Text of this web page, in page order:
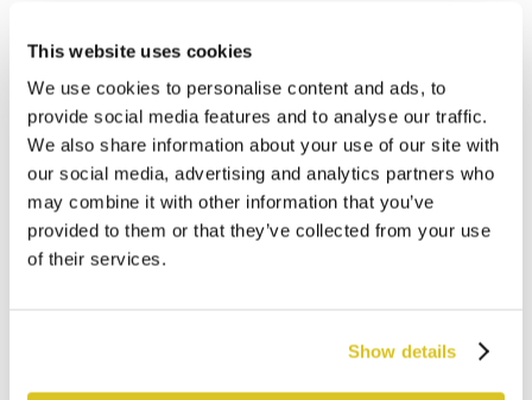
This website uses cookies
We use cookies to personalise content and ads, to
provide social media features and to analyse our traffic.
We also share information about your use of our site with
our social media, advertising and analytics partners who
may combine it with other information that you’ve
provided to them or that they’ve collected from your use
of their services.
Show details
mukaan, kun asiakkaillamme tulee
tarpeita. Kun huomaamme, että niistä
olisi hyötyä muillekin asiakkaille,
Lisäämme ominaisuudet puristimien
vakio-ominaisuuksiksi.